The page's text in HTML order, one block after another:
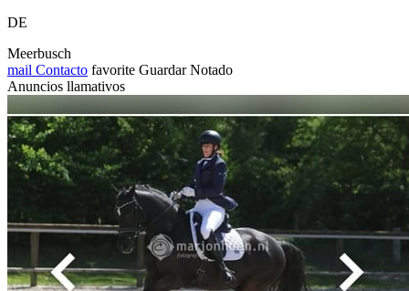
DE
Meerbusch
mail Contacto favorite Guardar Notado
Anuncios llamativos